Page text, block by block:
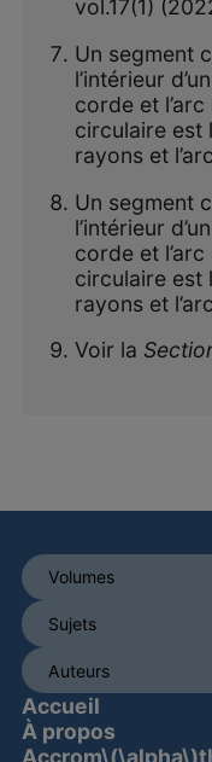
vol.17(1)
Un segment
l’intérieur
corde et
circulaire est
rayons et
Un segment
l’intérieur
corde et
circulaire est
rayons et
Voir la
Accueil
À propos